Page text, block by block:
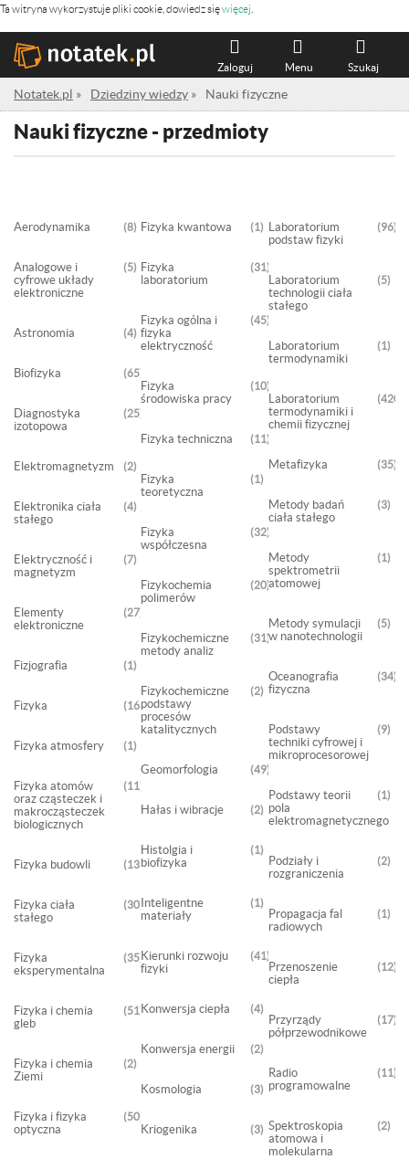
Ta witryna wykorzystuje pliki cookie, dowiedz sięwięcej
Szukaj
Menu
Zaloguj
Notatek.pl » Dziedziny wiedzy » Nauki fizyczne
Nauki fizyczne - przedmioty
Aerodynamika 8
Analogowe i
cyfrowe układy
elektroniczne
5
Astronomia 4
Biofizyka 65
Diagnostyka
izotopowa
25
Elektromagnetyzm 2
Elektronika ciała
stałego
4
Elektryczność i
magnetyzm
7
Elementy
elektroniczne
27
Fizjografia 1
Fizyka 1633
Fizyka atmosfery 1
Fizyka atomów
oraz cząsteczek i
makrocząsteczek
biologicznych
11
Fizyka budowli 135
Fizyka ciała
stałego
30
Fizyka
eksperymentalna
35
Fizyka i chemia
gleb
51
Fizyka i chemia
Ziemi
2
Fizyka i fizyka
optyczna
50
Fizyka kwantowa 1
Fizyka
laboratorium
31
Fizyka ogólna i
fizyka
elektryczność
45
Fizyka
środowiska pracy
10
Fizyka techniczna 11
Fizyka
teoretyczna
1
Fizyka
współczesna
32
Fizykochemia
polimerów
20
Fizykochemiczne
metody analiz
31
Fizykochemiczne
podstawy
procesów
katalitycznych
2
Geomorfologia 49
Hałas i wibracje 2
Histolgia i
biofizyka
1
Inteligentne
materiały
1
Kierunki rozwoju
fizyki
41
Konwersja ciepła 4
Konwersja energii 2
Kosmologia 3
Kriogenika 3
Laboratorium
podstaw fizyki
96
Laboratorium
technologii ciała
stałego
5
Laboratorium
termodynamiki
1
Laboratorium
termodynamiki i
chemii fizycznej
420
Metafizyka 35
Metody badań
ciała stałego
3
Metody
spektrometrii
atomowej
1
Metody symulacji
w nanotechnologii
5
Oceanografia
fizyczna
34
Podstawy
techniki cyfrowej i
mikroprocesorowej
9
Podstawy teorii
pola
elektromagnetycznego
1
Podziały i
rozgraniczenia
2
Propagacja fal
radiowych
1
Przenoszenie
ciepła
12
Przyrządy
półprzewodnikowe
17
Radio
programowalne
11
Spektroskopia
atomowa i
molekularna
2